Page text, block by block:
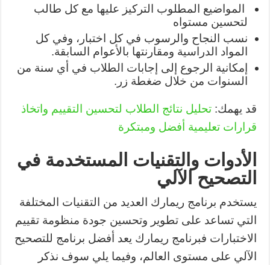
المواضيع المطلوب التركيز عليها مع كل طالب
لتحسين مستواه
نسب النجاح والرسوب في كل اختبار، وفي كل
المواد الدراسية ومقارنتها بالأعوام السابقة.
إمكانية الرجوع إلى إجابات الطلاب في أي سنة من
السنوات من خلال ضغطة زر.
قد يهمك:تحليل نتائج الطلاب لتحسين التقييم واتخاذ
قرارات تعليمية أفضل ومبتكرة
الأدوات والتقنيات المستخدمة في
التصحيح الآلي
يستخدم برنامج ريمارك العديد من التقنيات المختلفة
التي تساعد على تطوير وتحسين جودة منظومة تقييم
الاختبارات فبرنامج ريمارك يعد أفضل برنامج للتصحيح
الآلي على مستوى العالم، وفيما يلي سوف نذكر